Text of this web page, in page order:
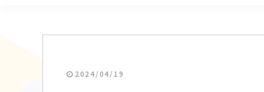
2024/04/19